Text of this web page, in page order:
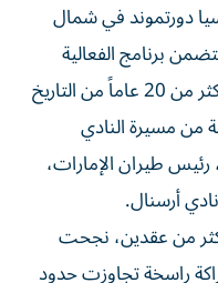
دورتموند في شمال
برنامج الفعالية
مجموعة من الأنشطة التي تحتفي بأكثر من 20 عاماً من التاريخ
من مسيرة النادي
رئيس طيران الإمارات،
أرسنال.
من عقدين، نجحت
راسخة تجاوزت حدود